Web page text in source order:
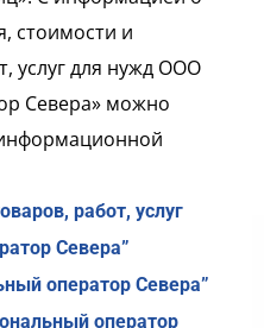
стоимости и
услуг для нужд ООО
Севера» можно
работ, услуг
Севера”
оператор Севера”
оператор